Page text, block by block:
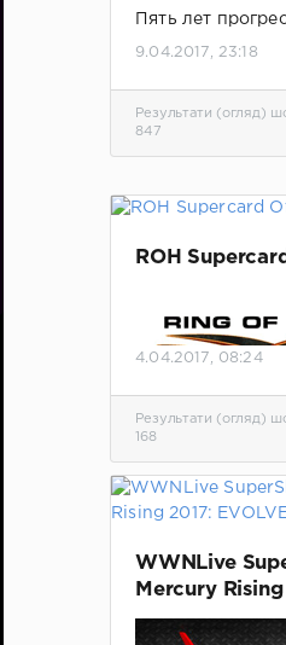
Пять лет
9.04.2017, 23:18
Результати (огляд)
847
ROH
Результаты
добавлено
4.04.2017, 08:24
Результати (огляд)
168
WWNLive
Mercury Rising
Vs. PROGRESS